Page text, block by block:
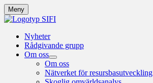
Meny
Nyheter
Rådgivande grupp
Om oss
Om oss
Nätverket för resursbasutveckling